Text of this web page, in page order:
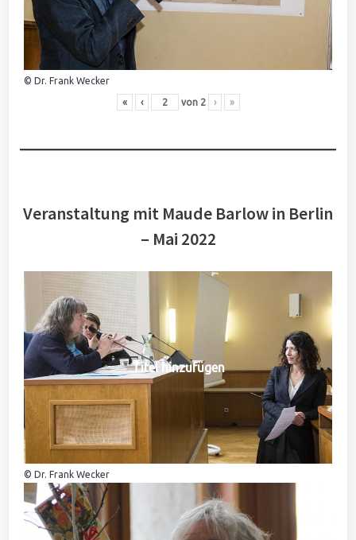
© Dr. Frank Wecker
« ‹ von 2 › »
Veranstaltung mit Maude Barlow in Berlin
– Mai 2022
Titel hinzufügen
© Dr. Frank Wecker